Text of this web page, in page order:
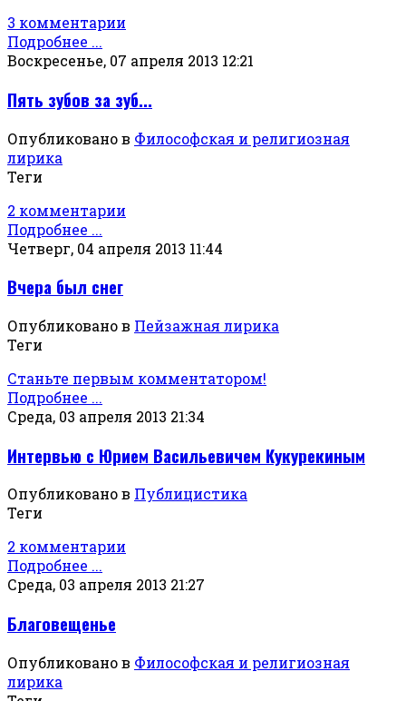
3 комментарии
Подробнее ...
Воскресенье, 07 апреля 2013 12:21
Пять зубов за зуб...
Опубликовано в Философская и религиозная
лирика
Теги
2 комментарии
Подробнее ...
Четверг, 04 апреля 2013 11:44
Вчера был снег
Опубликовано в Пейзажная лирика
Теги
Станьте первым комментатором!
Подробнее ...
Среда, 03 апреля 2013 21:34
Интервью с Юрием Васильевичем Кукурекиным
Опубликовано в Публицистика
Теги
2 комментарии
Подробнее ...
Среда, 03 апреля 2013 21:27
Благовещенье
Опубликовано в Философская и религиозная
лирика